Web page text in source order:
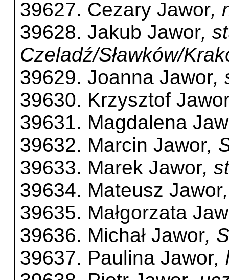
39627. Cezary Jawor,
39628. Jakub Jawor,
Czeladź/Sławków/
39629. Joanna Jawor,
39630. Krzysztof
39631. Magdalena
39632. Marcin Jawor,
39633. Marek Jawor,
39634. Mateusz Jawor
39635. Małgorzata
39636. Michał Jawor,
39637. Paulina Jawor,